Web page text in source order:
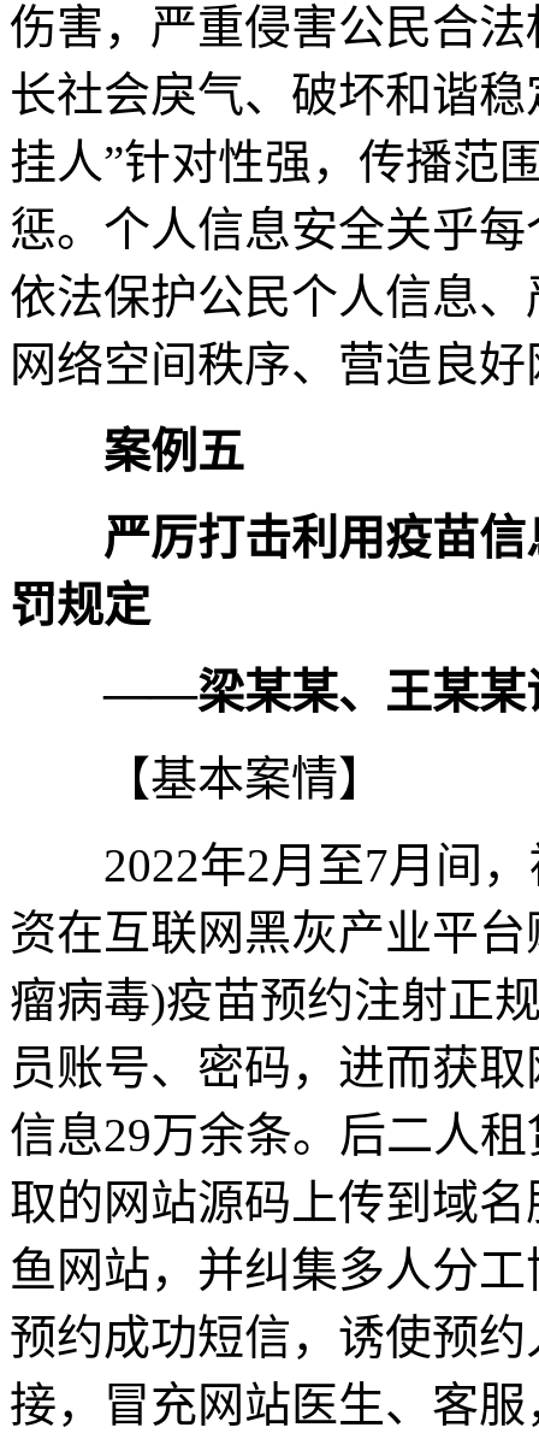
伤害，严重侵害公民合
长社会戾气、破坏和谐
挂人”针对性强，传播范
惩。个人信息安全关乎
依法保护公民个人信息
网络空间秩序、营造良
案例五
严厉打击利用疫苗
罚规定
——梁某某、王某某
【基本案情】
2022年2月至7月间，
资在互联网黑灰产业平
瘤病毒)疫苗预约注射正
员账号、密码，进而获
信息29万余条。后二人
取的网站源码上传到域
鱼网站，并纠集多人分
预约成功短信，诱使预
接，冒充网站医生、客